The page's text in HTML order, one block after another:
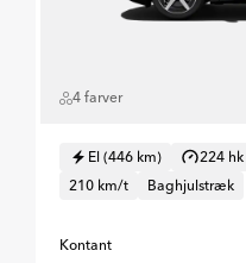
4 farver
El (446 km) 224 hk
210 km/t
Baghjulstræk
Kontant